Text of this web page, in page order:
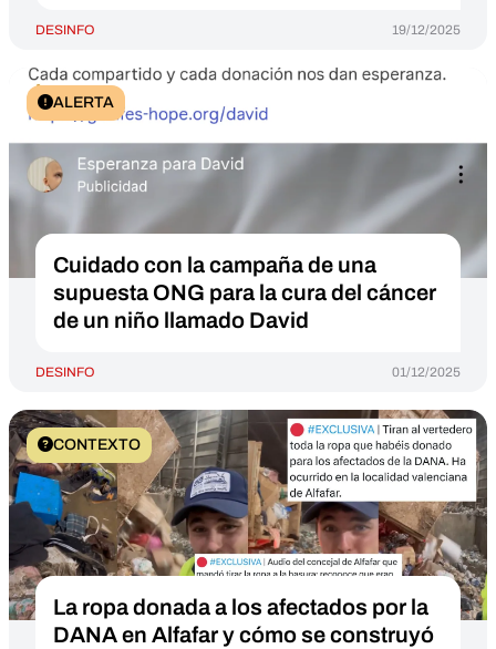
DESINFO 19/12/2025
ALERTA
Cuidado con la campaña de una
supuesta ONG para la cura del cáncer
de un niño llamado David
DESINFO 01/12/2025
CONTEXTO
La ropa donada a los afectados por la
DANA en Alfafar y cómo se construyó